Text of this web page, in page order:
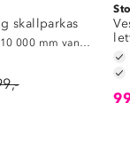
skallparkas